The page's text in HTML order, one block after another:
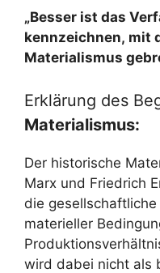
„Besser ist das
kennzeichnen, mit
Materialismus
Erklärung des
Materialismus:
Der historische
Marx und Friedrich
die
materieller
wird dabei nicht als